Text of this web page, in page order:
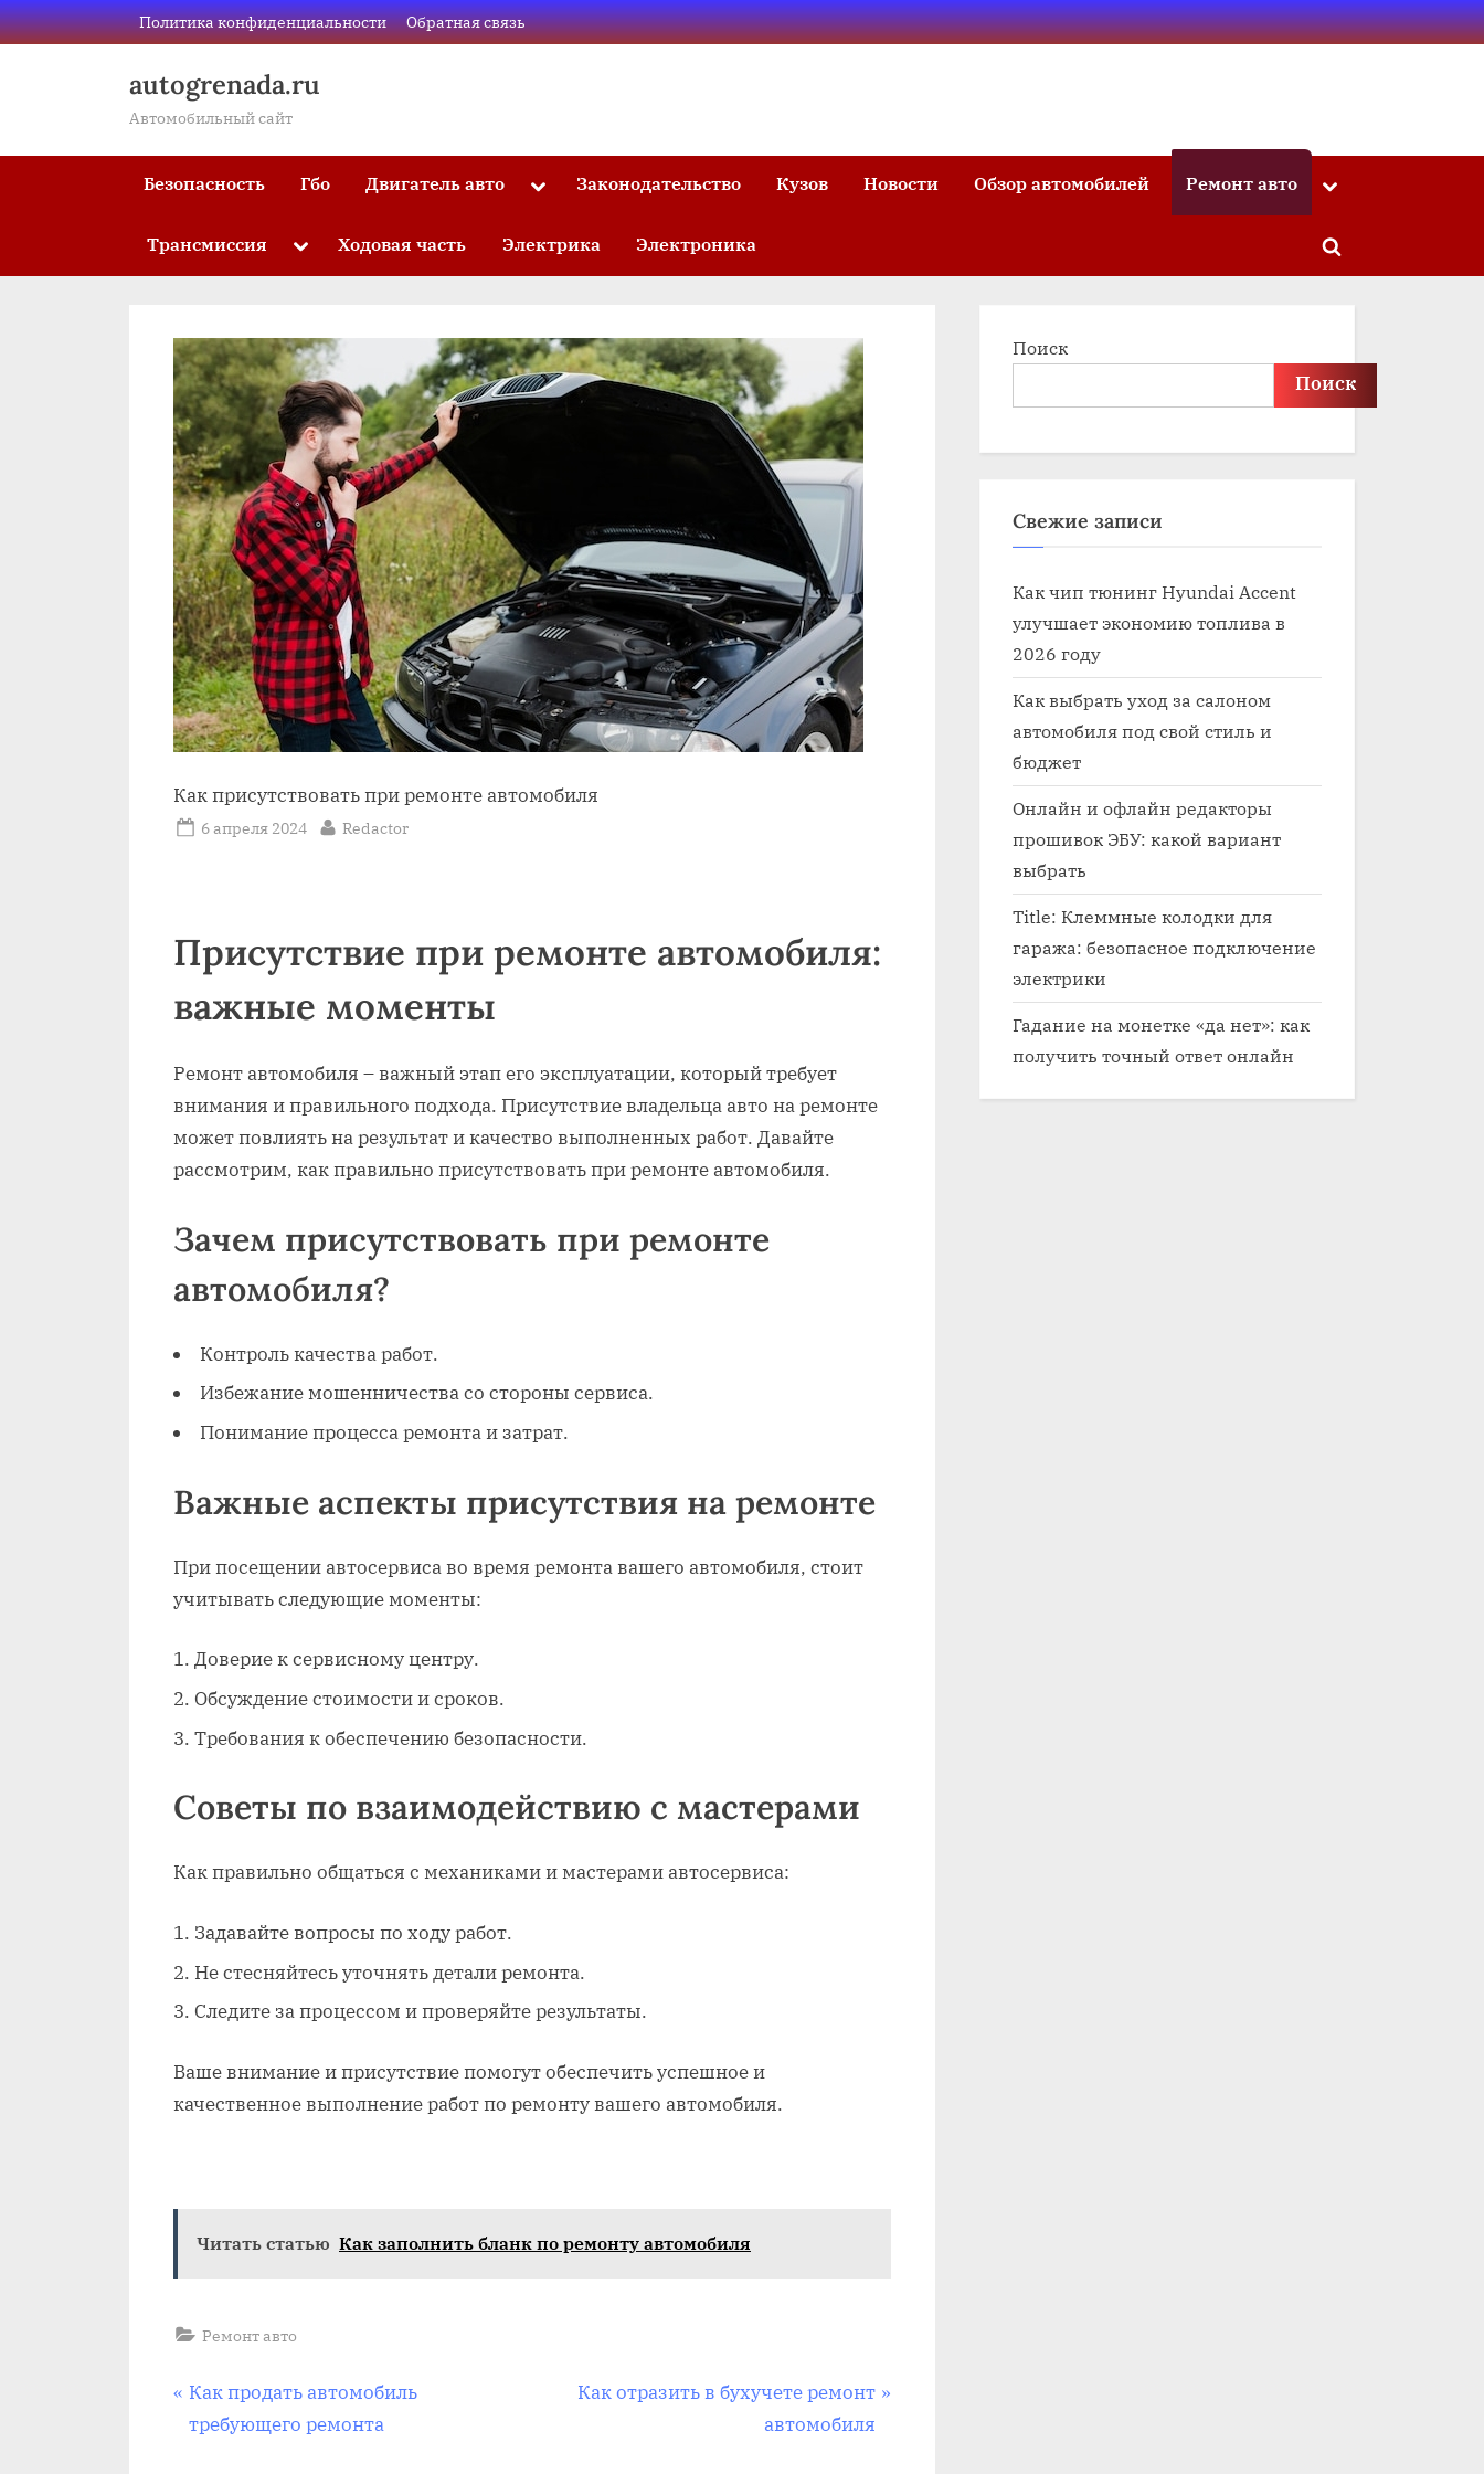
Skip
to
Политика конфиденциальности Обратная связь
autogrenada.ru
Автомобильный сайт
Безопасность Гбо Двигатель авто ToggleЗаконодательство Кузов Новости Обзор автомобилей Ремонт авто Toggle
Трансмиссия Toggle
menu
Ходовая часть Электрика Электроника
Toggle
Как присутствовать при ремонте автомобиля
Posted
6 апреля 2024 By
Redactor
Присутствие при ремонте автомобиля:
важные моменты
Ремонт автомобиля – важный этап его эксплуатации, который требует
внимания и правильного подхода. Присутствие владельца авто на ремонте
может повлиять на результат и качество выполненных работ. Давайте
рассмотрим, как правильно присутствовать при ремонте автомобиля.
Зачем присутствовать при ремонте
автомобиля?
Контроль качества работ.
Избежание мошенничества со стороны сервиса.
Понимание процесса ремонта и затрат.
Важные аспекты присутствия на ремонте
При посещении автосервиса во время ремонта вашего автомобиля, стоит
учитывать следующие моменты:
Доверие к сервисному центру.
Обсуждение стоимости и сроков.
Требования к обеспечению безопасности.
Советы по взаимодействию с мастерами
Как правильно общаться с механиками и мастерами автосервиса:
Задавайте вопросы по ходу работ.
Не стесняйтесь уточнять детали ремонта.
Следите за процессом и проверяйте результаты.
Ваше внимание и присутствие помогут обеспечить успешное и
качественное выполнение работ по ремонту вашего автомобиля.
Читать статью Как заполнить бланк по ремонту автомобиля
Ремонт авто
Навигация
P
r
Как продать автомобиль
требующего ремонта
N
Как отразить в бухучете ремонт
автомобиля
Поиск
Поиск
Свежие записи
Как чип тюнинг Hyundai Accent
улучшает экономию топлива в
2026 году
Как выбрать уход за салоном
автомобиля под свой стиль и
бюджет
Онлайн и офлайн редакторы
прошивок ЭБУ: какой вариант
выбрать
Title: Клеммные колодки для
гаража: безопасное подключение
электрики
Гадание на монетке «да нет»: как
получить точный ответ онлайн